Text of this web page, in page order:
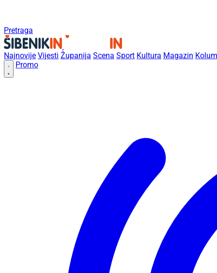
Pretraga
Najnovije Vijesti Županija Scena Sport Kultura Magazin
Promo